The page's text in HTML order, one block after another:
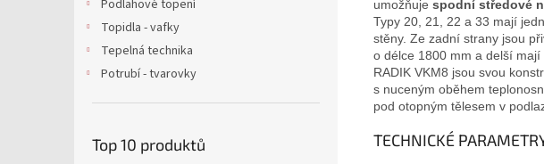
Podlahové topení
Topidla - vafky
Tepelná technika
Potrubí - tvarovky
Top 10 produktů
umožňuje spodní středové
Typy 20, 21, 22 a 33 mají
stěny. Ze zadní strany jsou
o délce 1800 mm a delší
RADIK VKM8 jsou svou
s nuceným oběhem
pod otopným tělesem v
TECHNICKÉ